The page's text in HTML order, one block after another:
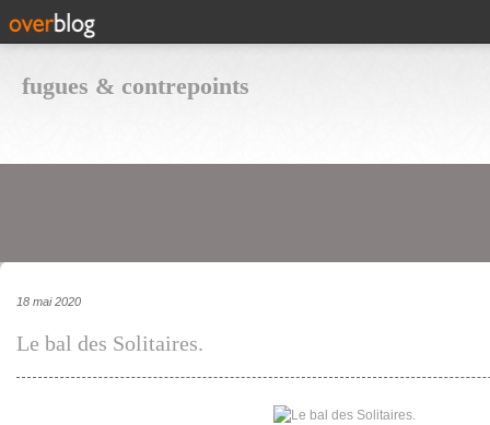
fugues & contrepoints
18 mai 2020
Le bal des Solitaires.